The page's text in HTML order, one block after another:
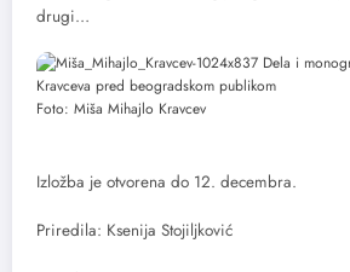
drugi…
Foto: Miša Mihajlo Kravcev
Izložba je otvorena do 12. decembra.
Priredila: Ksenija Stojiljković